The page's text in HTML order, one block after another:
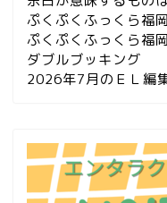
ぷくぷくふっくら福
ぷくぷくふっくら福
ダブルブッキング
2026年7月のＥＬ編